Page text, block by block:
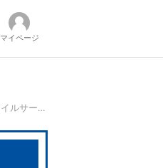
マイページ
ファイルの迷宮化、クラウドの設定が謎すぎる……脱ファイルサーバで経験した怖い話：クラウドストレージの利用状況（2024年）／前編